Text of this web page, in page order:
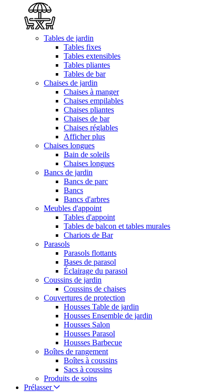
Tables de jardin
Tables fixes
Tables extensibles
Tables pliantes
Tables de bar
Chaises de jardin
Chaises à manger
Chaises empilables
Chaises pliantes
Chaises de bar
Chaises réglables
Afficher plus
Chaises longues
Bain de soleils
Chaises longues
Bancs de jardin
Bancs de parc
Bancs
Bancs d'arbres
Meubles d'appoint
Tables d'appoint
Tables de balcon et tables murales
Chariots de Bar
Parasols
Parasols flottants
Bases de parasol
Éclairage du parasol
Coussins de jardin
Coussins de chaises
Couvertures de protection
Housses Table de jardin
Housses Ensemble de jardin
Housses Salon
Housses Parasol
Housses Barbecue
Boîtes de rangement
Boîtes à coussins
Sacs à coussins
Produits de soins
Prélasser